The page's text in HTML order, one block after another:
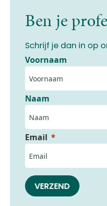
Ben je
Schrijf je dan in op
Voornaam
Naam
Email
VERZEND